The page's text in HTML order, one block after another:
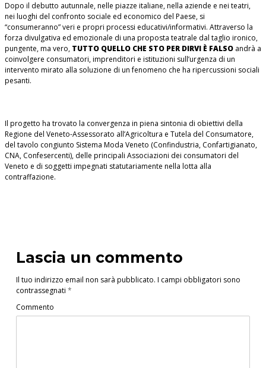
Dopo il debutto autunnale, nelle piazze italiane, nella aziende e nei teatri,
nei luoghi del confronto sociale ed economico del Paese, si
“consumeranno” veri e propri processi educativi/informativi. Attraverso la
forza divulgativa ed emozionale di una proposta teatrale dal taglio ironico,
pungente, ma vero, TUTTO QUELLO CHE STO PER DIRVI È FALSO andrà a
coinvolgere consumatori, imprenditori e istituzioni sull’urgenza di un
intervento mirato alla soluzione di un fenomeno che ha ripercussioni sociali
pesanti.
Il progetto ha trovato la convergenza in piena sintonia di obiettivi della
Regione del Veneto-Assessorato all’Agricoltura e Tutela del Consumatore,
del tavolo congiunto Sistema Moda Veneto (Confindustria, Confartigianato,
CNA, Confesercenti), delle principali Associazioni dei consumatori del
Veneto e di soggetti impegnati statutariamente nella lotta alla
contraffazione.
Lascia un commento
Il tuo indirizzo email non sarà pubblicato. I campi obbligatori sono
contrassegnati *
Commento